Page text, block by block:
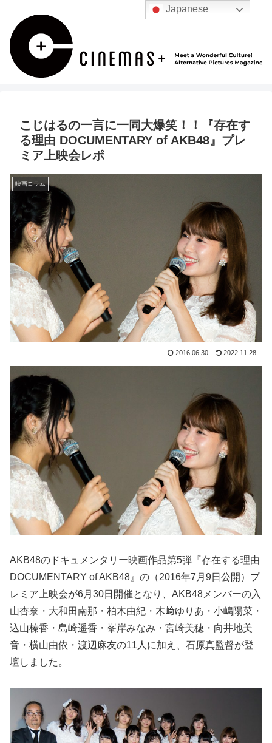
こじはるの一言に一同大爆笑！！『存在す
る理由 DOCUMENTARY of AKB48』プレ
ミア上映会レポ
映画コラム
2016.06.30 2022.11.28
AKB48のドキュメンタリー映画作品第5弾『存在する理由
DOCUMENTARY of AKB48』の（2016年7月9日公開）プ
レミア上映会が6月30日開催となり、AKB48メンバーの入
山杏奈・大和田南那・柏木由紀・木﨑ゆりあ・小嶋陽菜・
込山榛香・島崎遥香・峯岸みなみ・宮崎美穂・向井地美
音・横山由依・渡辺麻友の11人に加え、石原真監督が登
壇しました。
Japanese